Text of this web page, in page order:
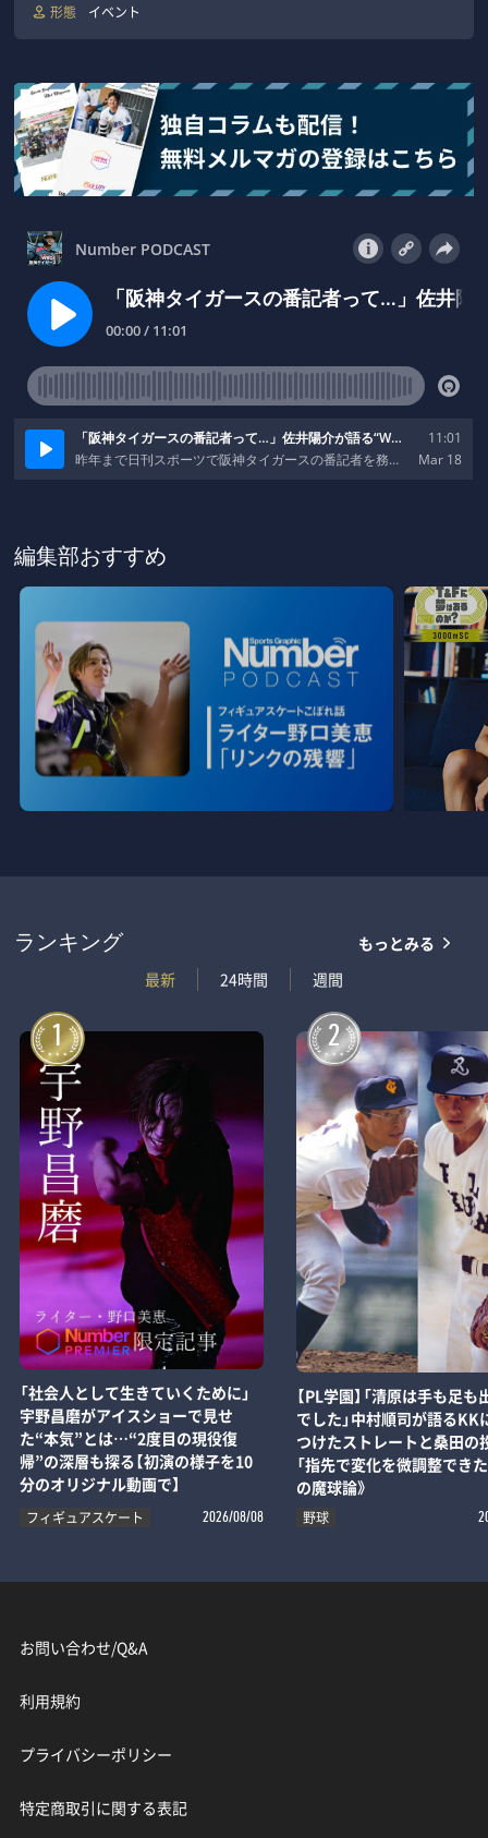
形態
イベント
編集部おすすめ
ランキング
最新
24時間 週間
もっとみる
1
「社会人として生きていくために」
宇野昌磨がアイスショーで見せ
た“本気”とは…“2度目の現役復
帰”の深層も探る【初演の様子を10
分のオリジナル動画で】
フィギュアスケート 2026/08/08
2
【PL学園】「清原は手も足も
でした」中村順司が語るKK
つけたストレートと桑田の
「指先で変化を微調整できた
の魔球論》
野球
お問い合わせ/Q&A
利用規約
プライバシーポリシー
特定商取引に関する表記